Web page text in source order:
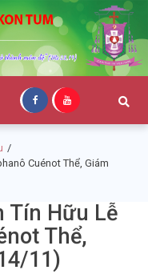
Kon
Cuénot Thể, Giám
Tín Hữu Lễ
Thể,
11)